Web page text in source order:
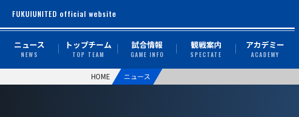
FUKUIUNITED official website
ニュース
NEWS
トップチーム
TOP TEAM
試合情報
GAME INFO
観戦案内
SPECTATE
アカデミー
ACADEMY
HOME ニュース